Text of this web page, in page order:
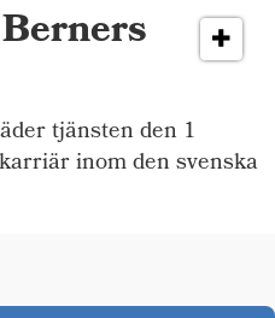
tjänsten den 1
inom den svenska